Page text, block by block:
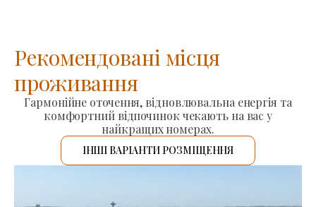
Рекомендовані місця
проживання
Гармонійне оточення, відновлювальна енергія та
комфортний відпочинок чекають на вас у
найкращих номерах.
ІНШІ ВАРІАНТИ РОЗМІЩЕННЯ